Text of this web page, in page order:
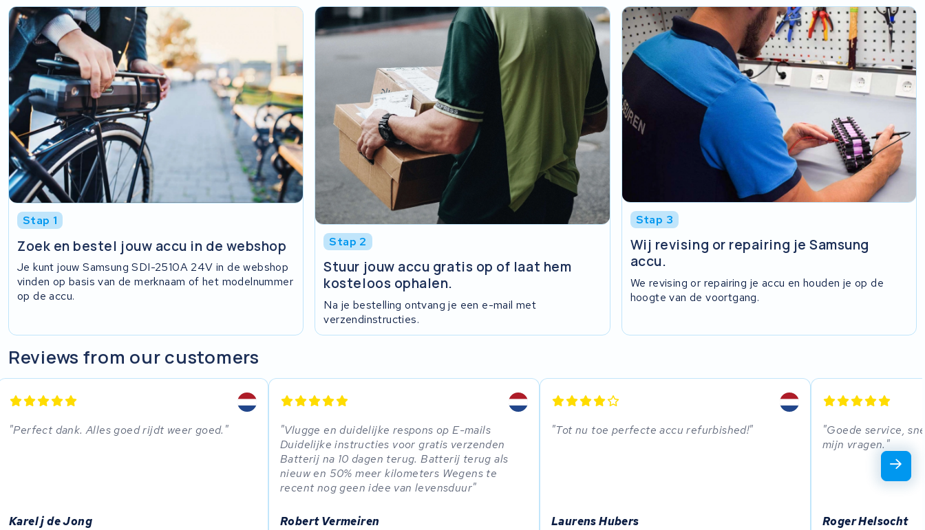
Stap 1
Zoek en bestel jouw accu in de webshop
Je kunt jouw Samsung SDI-2510A 24V in de webshop
vinden op basis van de merknaam of het modelnummer
op de accu.
Stap 2
Stuur jouw accu gratis op of laat hem
kosteloos ophalen.
Na je bestelling ontvang je een e-mail met
verzendinstructies.
Stap 3
Wij revising or repairing je Samsung
accu.
We revising or repairing je accu en houden je op de
hoogte van de voortgang.
Reviews from our customers
Perfect dank. Alles goed rijdt weer goed.
Karel j de Jong
Vlugge en duidelijke respons op E-mails
Duidelijke instructies voor gratis verzenden
Batterij na 10 dagen terug. Batterij terug als
nieuw en 50% meer kilometers Wegens te
recent nog geen idee van levensduur
Robert Vermeiren
Tot nu toe perfecte accu refurbished!
Laurens Hubers
Goede service,
mijn vragen.
Roger Helsocht